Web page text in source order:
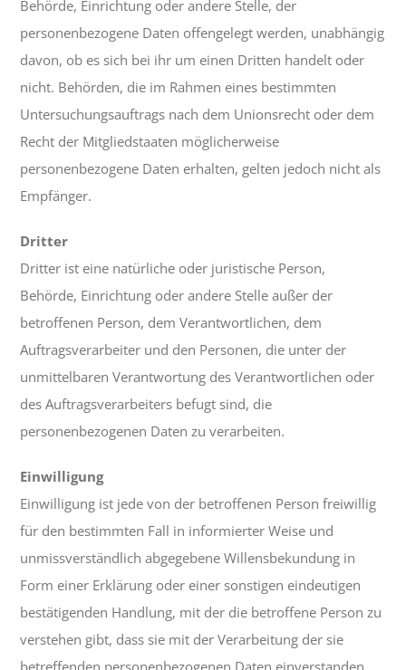
Behörde, Einrichtung oder andere Stelle, der
personenbezogene Daten offengelegt werden, unabhängig
davon, ob es sich bei ihr um einen Dritten handelt oder
nicht. Behörden, die im Rahmen eines bestimmten
Untersuchungsauftrags nach dem Unionsrecht oder dem
Recht der Mitgliedstaaten möglicherweise
personenbezogene Daten erhalten, gelten jedoch nicht als
Empfänger.
Dritter
Dritter ist eine natürliche oder juristische Person,
Behörde, Einrichtung oder andere Stelle außer der
betroffenen Person, dem Verantwortlichen, dem
Auftragsverarbeiter und den Personen, die unter der
unmittelbaren Verantwortung des Verantwortlichen oder
des Auftragsverarbeiters befugt sind, die
personenbezogenen Daten zu verarbeiten.
Einwilligung
Einwilligung ist jede von der betroffenen Person freiwillig
für den bestimmten Fall in informierter Weise und
unmissverständlich abgegebene Willensbekundung in
Form einer Erklärung oder einer sonstigen eindeutigen
bestätigenden Handlung, mit der die betroffene Person zu
verstehen gibt, dass sie mit der Verarbeitung der sie